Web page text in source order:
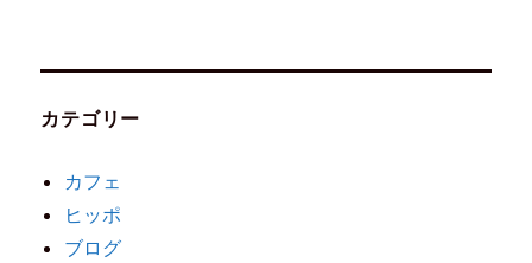
カテゴリー
カフェ
ヒッポ
ブログ